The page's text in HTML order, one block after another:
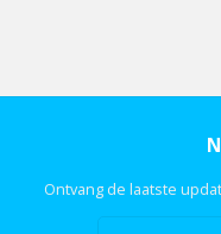
Ontvang de laatste